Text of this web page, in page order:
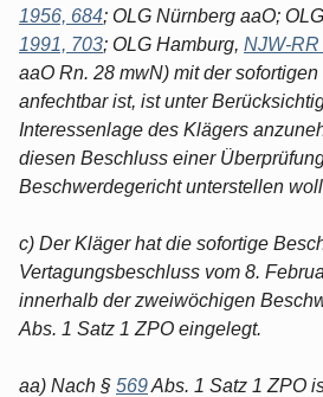
1956, 684; OLG Nürnberg aaO;
1991, 703; OLG Hamburg, NJW-
aaO Rn. 28 mwN) mit der
anfechtbar ist, ist unter
Interessenlage des Klägers
diesen Beschluss einer
Beschwerdegericht unterstellen
c) Der Kläger hat die sofortige
Vertagungsbeschluss vom 8.
innerhalb der zweiwöchigen
Abs. 1 Satz 1 ZPO eingelegt.
aa) Nach § 569Abs. 1 Satz 1 ZPO